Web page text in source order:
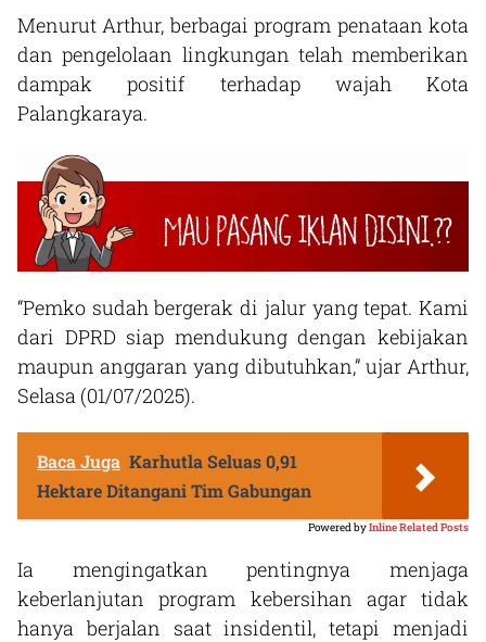
Menurut Arthur, berbagai program penataan kota
dan pengelolaan lingkungan telah memberikan
dampak positif terhadap wajah Kota
Palangkaraya.
“Pemko sudah bergerak di jalur yang tepat. Kami
dari DPRD siap mendukung dengan kebijakan
maupun anggaran yang dibutuhkan,” ujar Arthur,
Selasa (01/07/2025).
Baca Juga Karhutla Seluas 0,91
Hektare Ditangani Tim Gabungan
Powered byInline Related Posts
Ia mengingatkan pentingnya menjaga
keberlanjutan program kebersihan agar tidak
hanya berjalan saat insidentil, tetapi menjadi